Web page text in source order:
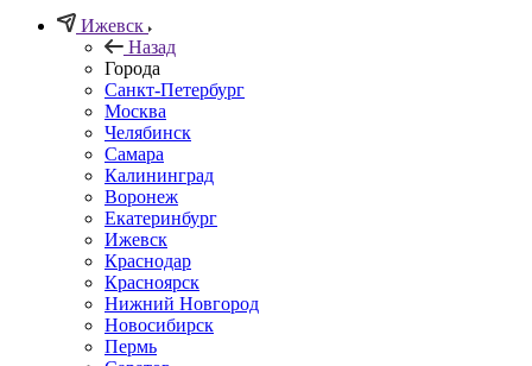
Ижевск
Назад
Города
Санкт-Петербург
Москва
Челябинск
Самара
Калининград
Воронеж
Екатеринбург
Ижевск
Краснодар
Красноярск
Нижний Новгород
Новосибирск
Пермь